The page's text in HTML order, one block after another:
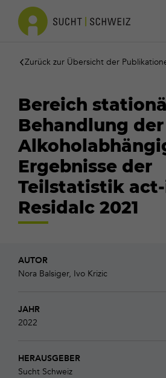
Zurück zur Übersicht der
Bereich
Behandlung der
Ergebnisse der
Teilstatistik
Residalc 2021
AUTOR
Nora Balsiger, Ivo Krizic
JAHR
2022
HERAUSGEBER
Sucht Schweiz